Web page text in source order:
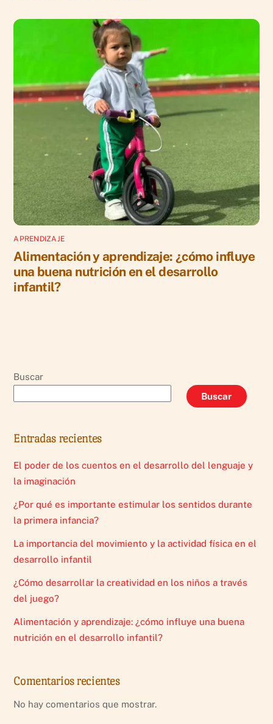
APRENDIZAJE
Alimentación y aprendizaje: ¿cómo influye
una buena nutrición en el desarrollo
infantil?
Buscar
Buscar
Entradas recientes
El poder de los cuentos en el desarrollo del lenguaje y
la imaginación
¿Por qué es importante estimular los sentidos durante
la primera infancia?
La importancia del movimiento y la actividad física en el
desarrollo infantil
¿Cómo desarrollar la creatividad en los niños a través
del juego?
Alimentación y aprendizaje: ¿cómo influye una buena
nutrición en el desarrollo infantil?
Comentarios recientes
No hay comentarios que mostrar.